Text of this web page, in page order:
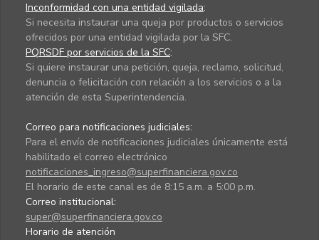
Inconformidad con una entidad vigilada:
Si necesita instaurar una queja por productos o servicios
ofrecidos por una entidad vigilada por la SFC.
PQRSDF por servicios de la SFC:
Si quiere instaurar una petición, queja, reclamo, solicitud,
denuncia o felicitación con relación a los servicios o a la
atención de esta Superintendencia.
Correo para notificaciones judiciales:
Para el envío de notificaciones judiciales únicamente está
habilitado el correo electrónico
notificaciones_ingreso@superfinanciera.gov.co
El horario de este canal es de 8:15 a.m. a 5:00 p.m.
Correo institucional:
super@superfinanciera.gov.co
Horario de atención